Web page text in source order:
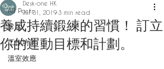
All Posts
常習
工作坊言
溫室效應
養成持續鍛練的習慣！ 訂立
你的運動目標和計劃。
Desk-one HK
Jul 31, 2019 3 min read